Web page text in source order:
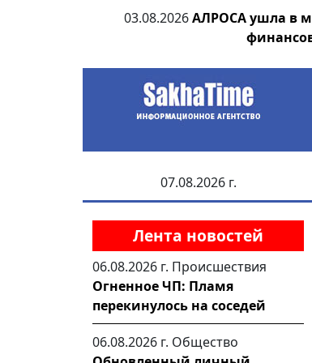
03.08.2026 АЛРОСА ушла в
07.08.2026 г.
Лента новостей
06.08.2026 г. Происшествия
Огненное ЧП: Пламя
перекинулось на соседей
06.08.2026 г. Общество